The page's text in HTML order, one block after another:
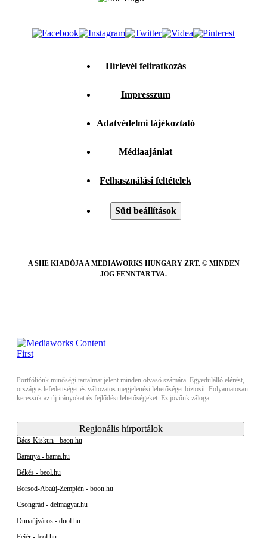
Hírlevél feliratkozás
Impresszum
Adatvédelmi tájékoztató
Médiaajánlat
Felhasználási feltételek
Süti beállítások
A SHE KIADÓJA A MEDIAWORKS HUNGARY ZRT. © MINDEN
JOG FENNTARTVA.
Portfóliónk minőségi tartalmat jelent minden olvasó számára. Egyedülálló elérést,
országos lefedettséget és változatos megjelenési lehetőséget biztosít. Folyamatosan
keressük az új irányokat és fejlődési lehetőségeket. Ez jövőnk záloga.
Regionális hírportálok
Bács-Kiskun - baon.hu
Baranya - bama.hu
Békés - beol.hu
Borsod-Abaúj-Zemplén - boon.hu
Csongrád - delmagyar.hu
Dunaújváros - duol.hu